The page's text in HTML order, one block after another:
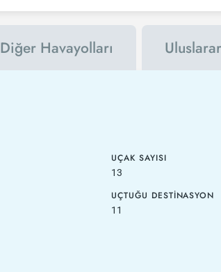
Diğer Havayolları
UÇAK SAYISI
13
UÇTUĞU DESTINASYON
11